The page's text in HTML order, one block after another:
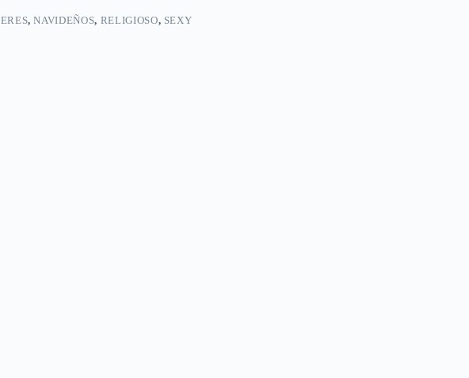
,NAVIDEÑOS, RELIGIOSO, SEXY